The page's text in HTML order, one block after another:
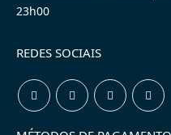
23h00
REDES SOCIAIS